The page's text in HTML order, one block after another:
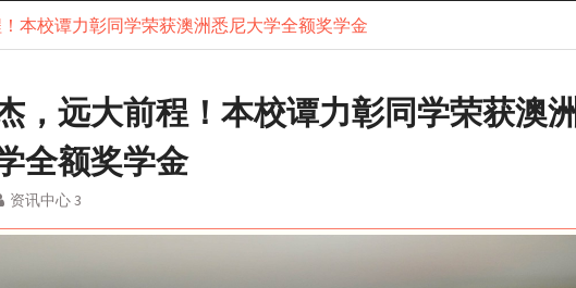
本校谭力彰同学荣获澳洲悉尼大学全额奖学金
，远大前程！本校谭力彰同学荣获澳洲
全额奖学金
资讯中心 3